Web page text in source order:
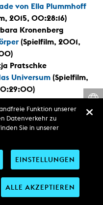
von Ella Plummhoff
2015, 00:28:16)
Kronenberg
(Spielfilm, 2001,
Pratschke
Universum(Spielfilm,
Krane
Finland 2016
- 10.04.2016)
Krane
Funktion unserer
Datenverkehr zu
Sie in unserer
EINSTELLUNGEN
ALLE AKZEPTIEREN